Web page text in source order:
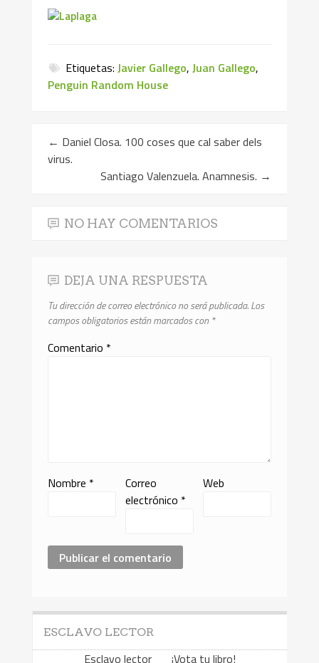
Etiquetas:Javier Gallego,Juan Gallego,
Penguin Random House
← Daniel Closa. 100 coses que cal saber dels
virus.
Santiago Valenzuela. Anamnesis. →
NO HAY COMENTARIOS
DEJA UNA RESPUESTA
Tu dirección de correo electrónico no será publicada.Los
campos obligatorios están marcados con *
Comentario *
Nombre *
Correo
electrónico *
Web
ESCLAVO LECTOR
Esclavo lector ¡Vota tu libro!